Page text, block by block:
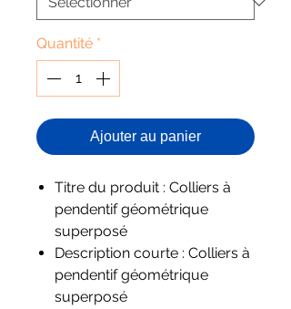
Quantité *
Ajouter au panier
Titre du produit : Colliers à
pendentif géométrique
superposé
Description courte : Colliers à
pendentif géométrique
superposé